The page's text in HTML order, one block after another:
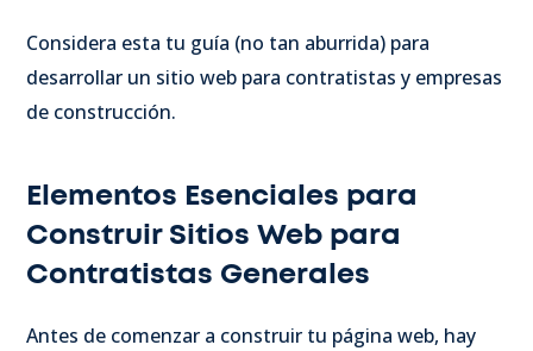
Considera esta tu guía (no tan aburrida) para
desarrollar un sitio web para contratistas y empresas
de construcción.
Elementos Esenciales para
Construir Sitios Web para
Contratistas Generales
Antes de comenzar a construir tu página web, hay